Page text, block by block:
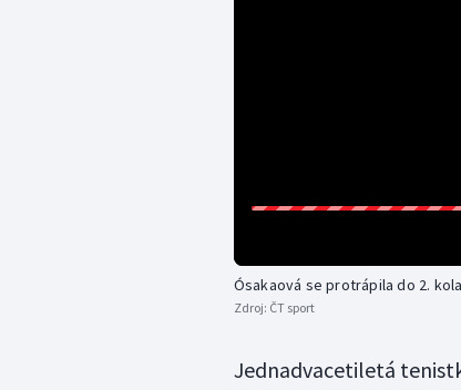
Ósakaová se protrápila do 2.
Zdroj: ČT sport
Jednadvacetiletá